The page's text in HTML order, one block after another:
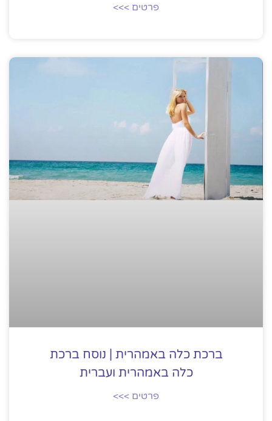
פרטים >>>
ברכת כלה באמהרית | נוסח ברכת
כלה באמהרית ועברית
פרטים >>>